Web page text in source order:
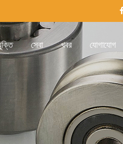
সেবা খবর যোগাযোগ